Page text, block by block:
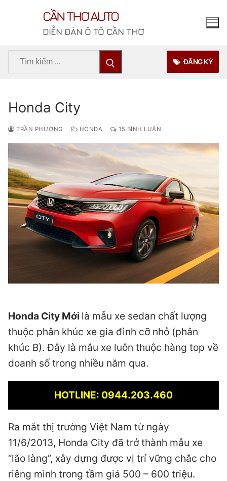
CẦN THƠ AUTO
DIỄN ĐÀN Ô TÔ CẦN THƠ
Tìm
ĐĂNG KÝ
Honda City
TRẦN PHƯƠNG HONDA 15 BÌNH LUẬN
Honda City Mới là mẫu xe sedan chất lượng
thuộc phân khúc xe gia đình cỡ nhỏ (phân
khúc B). Đây là mẫu xe luôn thuộc hàng top về
doanh số trong nhiều năm qua.
HOTLINE: 0944.203.460
Ra mắt thị trường Việt Nam từ ngày
11/6/2013, Honda City đã trở thành mẫu xe
“lão làng”, xây dựng được vị trí vững chắc cho
riêng mình trong tầm giá 500 – 600 triệu.